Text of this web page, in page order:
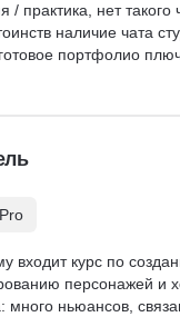
практика, нет
наличие чата
готовое портфолио
входит курс по
персонажей и
много ньюансов,